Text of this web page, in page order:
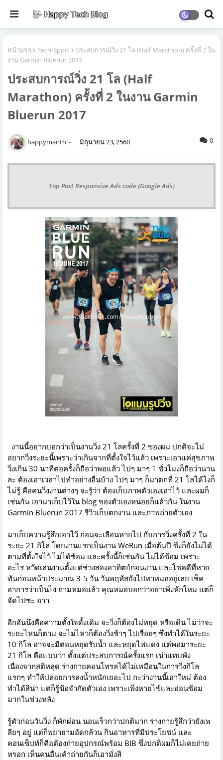
หน้าแรก Tech-Sport
ประสบการณ์วิ่ง 21 โล (Half Marathon) ครั้งที่ 2 ใน
งาน Garmin Bluerun 2017
ประสบการณ์วิ่ง 21 โล (Half
Marathon) ครั้งที่ 2 ในงาน Garmin
Bluerun 2017
happymanth มิถุนายน 23, 2560 0
Top Post Responsive Ads code (Google Ads)
งานนี้อยากบอกว่าเป็นงานวิ่ง 21 โลครั้งที่ 2 ของผม ปกติจะไม่
อยากวิ่งระยะนี้เพราะว่าเกินจากที่ตั้งใจไว้แล้ว เพราะเอาแค่สุขภาพ
วิ่งเกิน 30 นาทีต่อครั้งก็ถือว่าพอแล้ว ไปๆ มาๆ 1 ชั่วโมงก็ถือว่านาน
ละ ต้องเอาเวลาไปทำอย่างอื่นบ้าง ไปๆ มาๆ ก็มาตกที่ 21 โลได้ไงก็
ไม่รู้ คือคนวิ่งงานต่างๆ จะรู้ว่า ต้องเก็บภาพตัวเองเอาไว้ และผมก็
เช่นกัน เอามาเก็บไว้ใน blog ของตัวเองหน่อยก็แล้วกัน ในงาน
Garmin Bluerun 2017 รีวิวเก็บตกงาน และภาพถ่ายตัวเอง
มาเก็บความรู้สึกเอาไว้ ก่อนจะเลือนหายไป กับการวิ่งครั้งที่ 2 ใน
ระยะ 21 กิโล โดยงานแรกเป็นงาน WeRun เมื่อต้นปี ซึ่งก็ยังไม่ได้
ตามที่ตั้งใจไว้ ไม่ได้ซ้อม และครั้งนี้ก็เช่นกัน ไม่ได้ซ้อม เพราะ
อะไร หวัดเล่นงานตั้งแต่ช่วงสองอาทิตย์ก่อนงาน และโชคดีที่หาย
ทันก่อนหน้าประมาณ 3-5 วัน วันพฤหัสยังไปหาหมออยู่เลย เช็ค
อาการว่าเป็นไง ถามหมอแล้ว คุณหมอบอกว่าอย่าเพิ่งหักโหม แต่ก็
จัดไปซะ ฮาา
อีกอันนึงคือความตั้งใจดั้งเดิม จะวิ่งก็ต้องไม่หยุด หรือเดิน ไม่ว่าจะ
ระยะไหนก็ตาม จะไม่ไหวก็ต้องวิ่งช้าๆ ไปเรื่อยๆ ซึ่งทำได้ในระยะ
10 กิโล อาจจะมีตอนหยุดรับน้ำ และหยุดไฟแดง แต่พอมาระยะ
21 กิโล คือแบบว่า ตั้งแต่ประสบการณ์ครั้งแรก เข่าแทบพัง
เนื่องจากสติหลุด ร่างกายคอนโทรลได้ไม่เหมือนในการวิ่งกิโล
แรกๆ ทำให้ปล่อยการลงน้ำหนักเยอะไป กะว่างานนี้เอาใหม่ ต้อง
ทำได้สิน่า แต่ก็รู้ข้อจำกัดตัวเอง เพราะเพิ่งหายไข้และอ่อนซ้อม
มากในช่วงหลัง
รู้ตัวก่อนวันวิ่ง ก็พักผ่อน นอนเร็วกว่าปกติมาก ร่างกายรู้สึกว่ายังเพ
ลียๆ อยู่ แต่ก็พยายามอัดกล้วน กินอาหารที่มีประโยชน์ และ
คอนเซ็ปท์ก็คือต้องถ่ายอุปกรณ์พร้อม BIB ซึ่งปกติผมก็ไม่เคยถ่าย
หรอก เห็นคนอื่นเค้าถ่ายกันก็เอามั่งสิ